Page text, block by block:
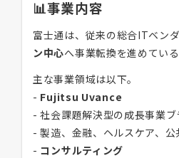
📊事業内容
富士通は、従来の総合ITベン
ン中心へ事業転換を進めている
主な事業領域は以下。
- Fujitsu Uvance
- 社会課題解決型の成長事業ブ
- 製造、金融、ヘルスケア、
- コンサルティング